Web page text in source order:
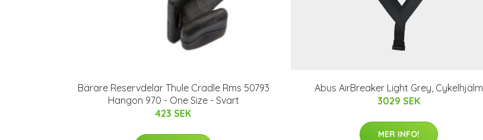
Bärare Reservdelar Thule Cradle Rms 50793
Hangon 970 - One Size - Svart
423 SEK
Abus AirBreaker Light Grey, Cykelhjälm
3029 SEK
MER INFO!